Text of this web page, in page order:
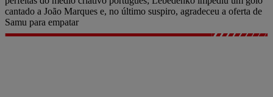
cantado a João Marques e, no último suspiro, agradeceu a oferta de
Samu para empatar